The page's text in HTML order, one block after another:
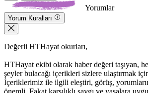
Yorumlar
Yorum Kuralları
Değerli HTHayat okurları,
HTHayat ekibi olarak haber değeri taşıyan,
şeyler bulacağı içerikleri sizlere ulaştırmak
İçeriklerimiz ile ilgili eleştiri, görüş,